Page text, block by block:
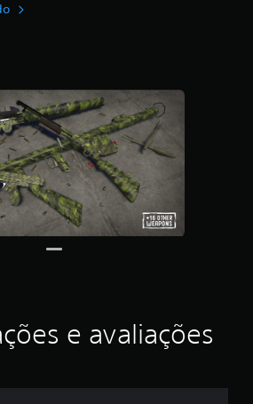
e avaliações